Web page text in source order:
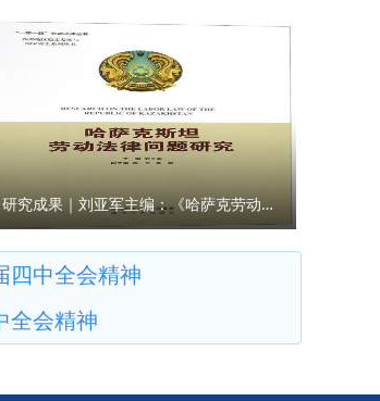
研究成果｜刘亚军主编：《哈萨克劳动法律问题研究》
四中全会精神
全会精神